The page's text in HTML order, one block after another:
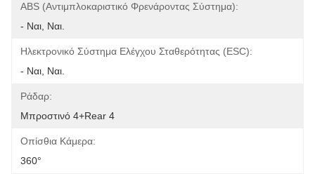
ABS (αντιμπλοκαριστικό Φρενάροντας Σύστημα):
- Ναι, Ναι.
Ηλεκτρονικό Σύστημα Ελέγχου Σταθερότητας (ESC):
- Ναι, Ναι.
Ράδαρ:
Μπροστινό 4+Rear 4
Οπίσθια Κάμερα:
360°